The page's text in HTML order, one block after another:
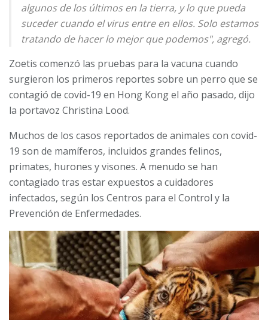
algunos de los últimos en la tierra, y lo que pueda
suceder cuando el virus entre en ellos. Solo estamos
tratando de hacer lo mejor que podemos", agregó.
Zoetis comenzó las pruebas para la vacuna cuando
surgieron los primeros reportes sobre un perro que se
contagió de covid-19 en Hong Kong el año pasado, dijo
la portavoz Christina Lood.
Muchos de los casos reportados de animales con covid-
19 son de mamíferos, incluidos grandes felinos,
primates, hurones y visones. A menudo se han
contagiado tras estar expuestos a cuidadores
infectados, según los Centros para el Control y la
Prevención de Enfermedades.